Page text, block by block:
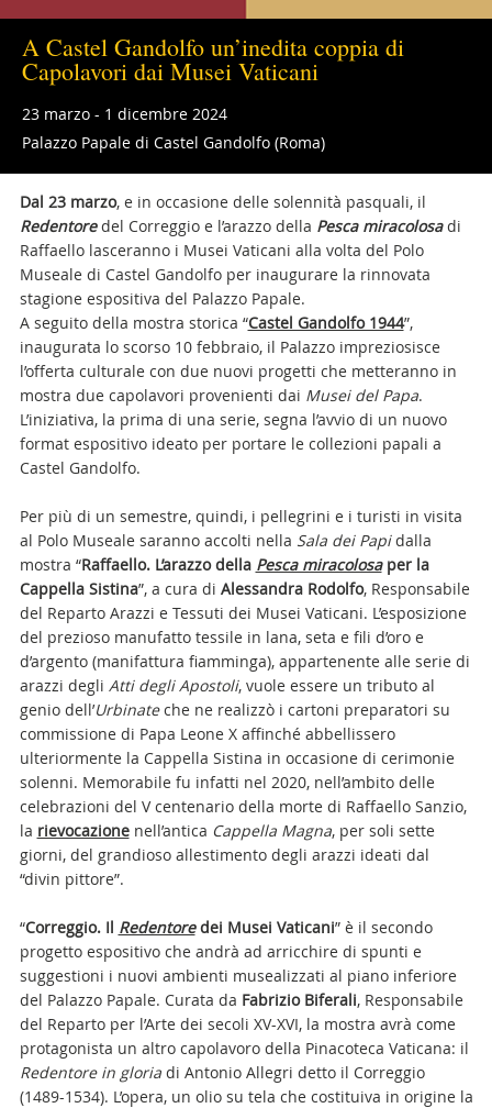
A Castel Gandolfo un’inedita coppia di
Capolavori dai Musei Vaticani
23 marzo - 1 dicembre 2024
Palazzo Papale di Castel Gandolfo (Roma)
Dal 23 marzo, e in occasione delle solennità pasquali, il
Redentore del Correggio e l’arazzo della Pesca miracolosadi
Raffaello lasceranno i Musei Vaticani alla volta del Polo
Museale di Castel Gandolfo per inaugurare la rinnovata
stagione espositiva del Palazzo Papale.
A seguito della mostra storica “Castel Gandolfo 1944”,
inaugurata lo scorso 10 febbraio, il Palazzo impreziosisce
l’offerta culturale con due nuovi progetti che metteranno in
mostra due capolavori provenienti dai Musei del Papa.
L’iniziativa, la prima di una serie, segna l’avvio di un nuovo
format espositivo ideato per portare le collezioni papali a
Castel Gandolfo.
Per più di un semestre, quindi, i pellegrini e i turisti in visita
al Polo Museale saranno accolti nella Sala dei Papidalla
mostra “Raffaello. L’arazzo della Pesca miracolosaper la
Cappella Sistina”, a cura di Alessandra Rodolfo, Responsabile
del Reparto Arazzi e Tessuti dei Musei Vaticani. L’esposizione
del prezioso manufatto tessile in lana, seta e fili d’oro e
d’argento (manifattura fiamminga), appartenente alle serie di
arazzi degli Atti degli Apostoli, vuole essere un tributo al
genio dell’Urbinateche ne realizzò i cartoni preparatori su
commissione di Papa Leone X affinché abbellissero
ulteriormente la Cappella Sistina in occasione di cerimonie
solenni. Memorabile fu infatti nel 2020, nell’ambito delle
celebrazioni del V centenario della morte di Raffaello Sanzio,
la rievocazione nell’antica Cappella Magna, per soli sette
giorni, del grandioso allestimento degli arazzi ideati dal
“divin pittore”.
“Correggio. Il Redentoredei Musei Vaticani” è il secondo
progetto espositivo che andrà ad arricchire di spunti e
suggestioni i nuovi ambienti musealizzati al piano inferiore
del Palazzo Papale. Curata da Fabrizio Biferali, Responsabile
del Reparto per l’Arte dei secoli XV-XVI, la mostra avrà come
protagonista un altro capolavoro della Pinacoteca Vaticana: il
Redentore in gloriadi Antonio Allegri detto il Correggio
(1489-1534). L’opera, un olio su tela che costituiva in origine la